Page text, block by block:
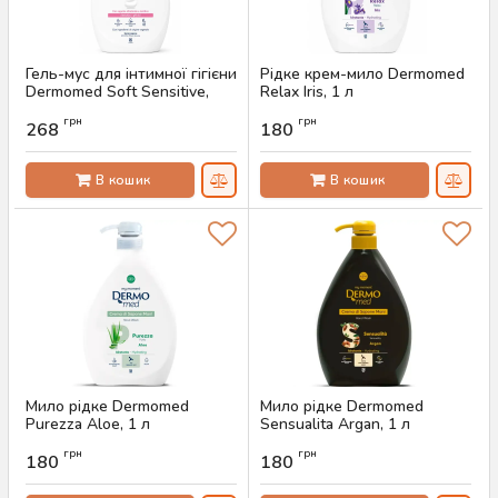
Гель-мус для інтимної гігієни
Dermomed Soft Sensitive,
Артикул:
268 грн
В кошик
Рідке крем-мило Dermomed
Relax Iris, 1 л
180 грн
В кошик
Мило рідке Dermomed
Purezza Aloe, 1 л
180 грн
Мило рідке Dermomed
Sensualita Argan, 1 л
180 грн